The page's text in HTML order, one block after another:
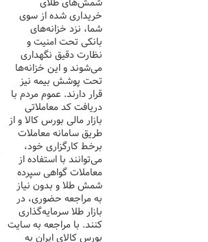
شمش‌های طلای
خریداری شده از سوی
شما، نزد خزانه‌های
بانکی تحت امنیت و
نظارت دقیق نگهداری
می‌شوند و این خزانه‌ها
تحت پوشش بیمه نیز
قرار دارند. عموم مردم با
دریافت کد معاملاتی
بازار مالی بورس کالا و از
طریق سامانه معاملات
برخط کارگزاری خود،
می‌توانند با استفاده از
معاملات گواهی سپرده
شمش طلا و بدون نیاز
به مراجعه حضوری، در
بازار طلا سرمایه‌گذاری
کنند. با مراجعه به سایت
بورس کالای ایران به